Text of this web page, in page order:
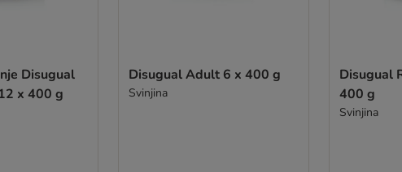
Disugual
x 400 g
Disugual Adult 6 x 400 g
Svinjina
Disugual
400 g
Svinjina